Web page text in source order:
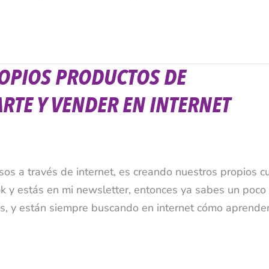
PRODUCTOS DE
Y VENDER EN INTERNET
a través de internet, es creando nuestros propios
y estás en mi newsletter, entonces ya sabes un poco
y están siempre buscando en internet cómo